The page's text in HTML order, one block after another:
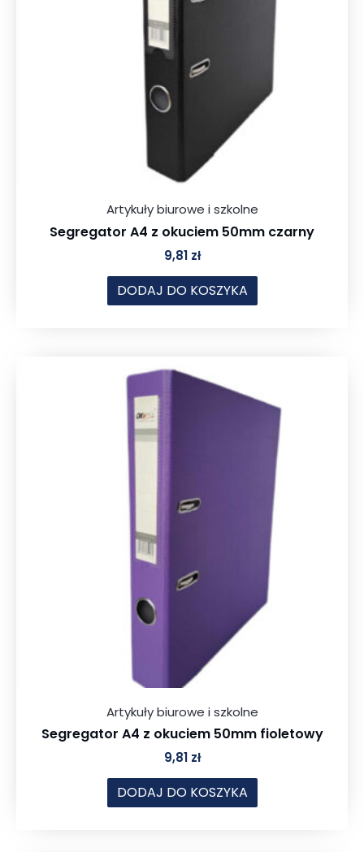
Artykuły biurowe i szkolne
Segregator A4 z okuciem 50mm czarny
9,81 zł
DODAJ DO KOSZYKA
Artykuły biurowe i szkolne
Segregator A4 z okuciem 50mm fioletowy
9,81 zł
DODAJ DO KOSZYKA